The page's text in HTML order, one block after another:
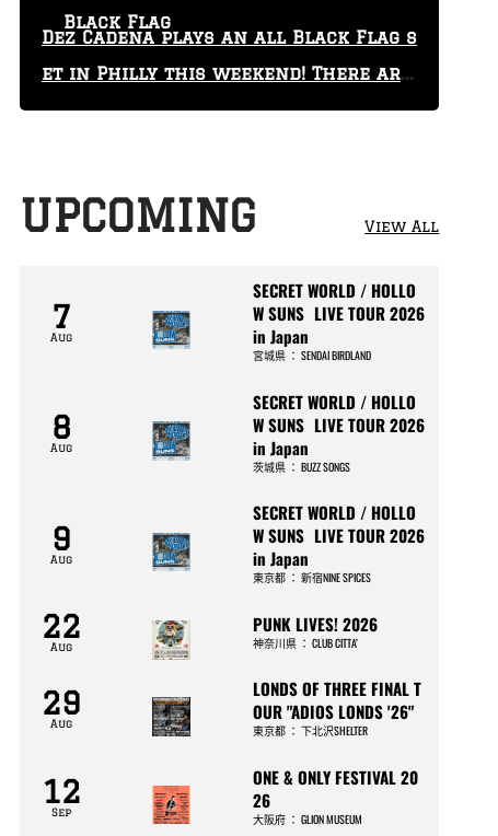
Dez Cadena plays an all Black Flag s
et in Philly this weekend! There are
only 29 tickets left!
Black Flag
UPCOMING View All
7
Aug
SECRET WORLD / HOLLO
W SUNS LIVE TOUR 2026
in Japan
宮城県： SENDAI BIRDLAND
8
Aug
SECRET WORLD / HOLLO
W SUNS LIVE TOUR 2026
in Japan
茨城県： BUZZ SONGS
9
Aug
SECRET WORLD / HOLLO
W SUNS LIVE TOUR 2026
in Japan
東京都： 新宿NINE SPICES
22
Aug
PUNK LIVES! 2026
神奈川県： CLUB CITTA’
29
Aug
LONDS OF THREE FINAL T
OUR "ADIOS LONDS '26"
東京都： 下北沢SHELTER
12
Sep
ONE & ONLY FESTIVAL 20
26
大阪府： GLION MUSEUM